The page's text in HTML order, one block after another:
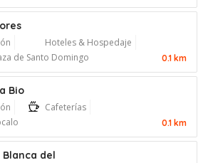
Hoteles & Hospedaje
de Santo Domingo
0.1 km
Bio
Cafeterías
0.1 km
Blanca del